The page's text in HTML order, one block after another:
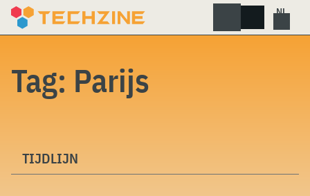
Skip
Tag: Parijs
TIJDLIJN